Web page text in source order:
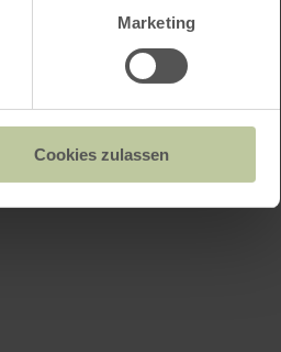
Marketing
Cookies zulassen